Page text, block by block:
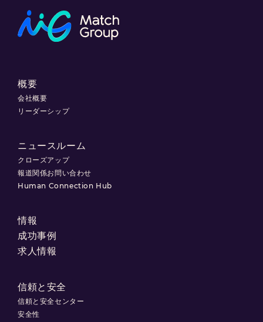
概要
会社概要
リーダーシップ
ニュースルーム
クローズアップ
報道関係お問い合わせ
Human Connection Hub
情報
成功事例
求人情報
信頼と安全
信頼と安全センター
安全性